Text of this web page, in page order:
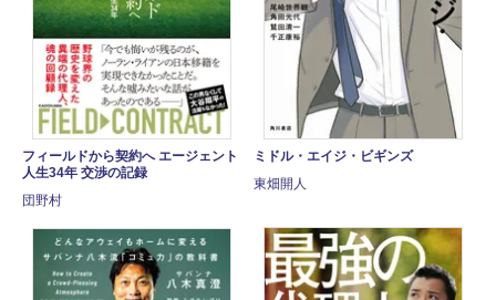
フィールドから契約へ エージェント
人生34年 交渉の記録
団野村
ミドル・エイジ・ビギンズ
東畑開人